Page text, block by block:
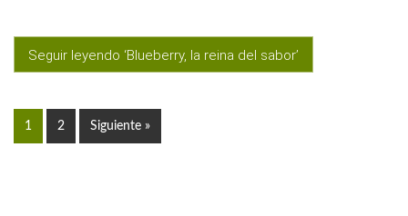
Seguir leyendo ‘Blueberry, la reina del sabor’
Page
1 Page
2 Siguiente »